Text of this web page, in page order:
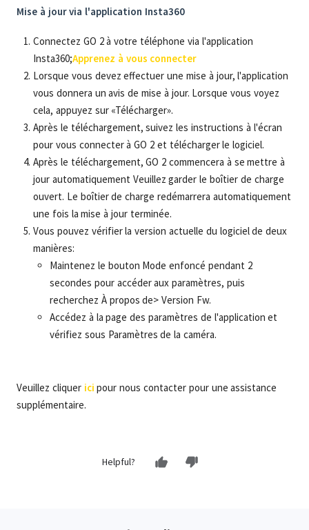
Mise à jour via l'application Insta360
Connectez GO 2 à votre téléphone via l'application
Insta360;Apprenez à vous connecter
Lorsque vous devez effectuer une mise à jour, l'application
vous donnera un avis de mise à jour. Lorsque vous voyez
cela, appuyez sur «Télécharger».
Après le téléchargement, suivez les instructions à l'écran
pour vous connecter à GO 2 et télécharger le logiciel.
Après le téléchargement, GO 2 commencera à se mettre à
jour automatiquement Veuillez garder le boîtier de charge
ouvert. Le boîtier de charge redémarrera automatiquement
une fois la mise à jour terminée.
Vous pouvez vérifier la version actuelle du logiciel de deux
manières:
Maintenez le bouton Mode enfoncé pendant 2
secondes pour accéder aux paramètres, puis
recherchez À propos de> Version Fw.
Accédez à la page des paramètres de l'application et
vérifiez sous Paramètres de la caméra.
Veuillez cliquer ici pour nous contacter pour une assistance
supplémentaire.
Helpful?